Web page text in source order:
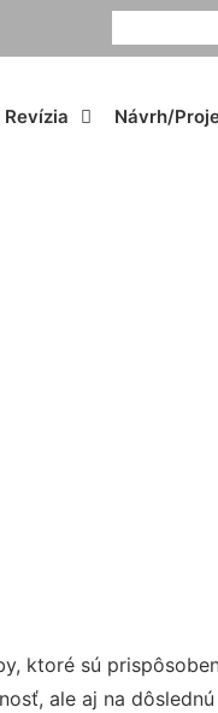
Revízia Návrh/
ktoré sú
ale aj na